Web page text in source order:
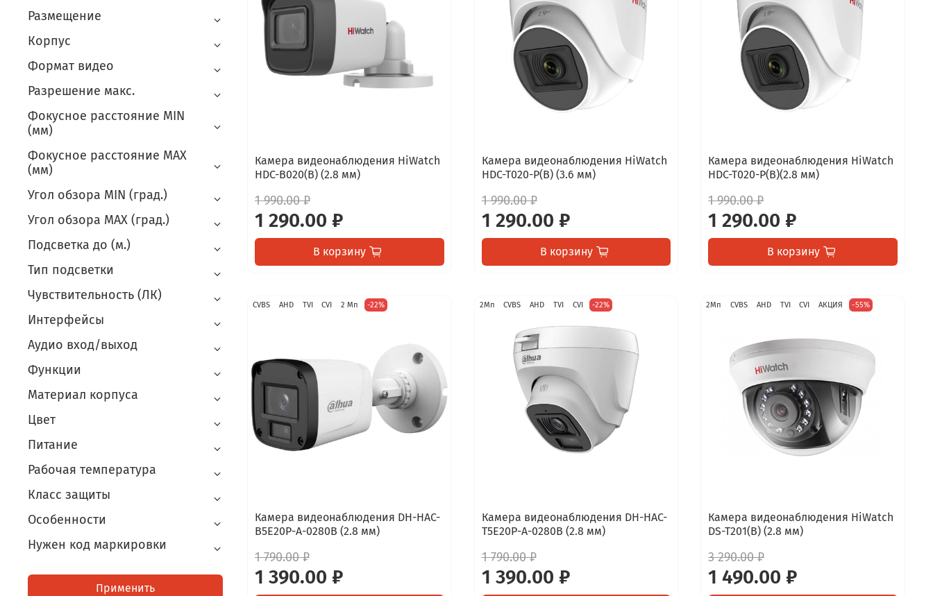
Камера видеонаблюдения HiWatch
HDC-B020(B) (2.8 мм)
1 990.00 ₽
1 290.00 ₽
В корзину
Камера видеонаблюдения HiWatch
HDC-T020-P(B) (3.6 мм)
1 990.00 ₽
1 290.00 ₽
В корзину
Камера видеонаблюдения HiWatch
HDC-T020-P(B)(2.8 мм)
1 990.00 ₽
1 290.00 ₽
В корзину
CVBS AHD TVI CVI 2 Мп -22%
Камера видеонаблюдения DH-HAC-
B5E20P-A-0280B (2.8 мм)
1 790.00 ₽
1 390.00 ₽
2Мп CVBS AHD TVI CVI -22%
Камера видеонаблюдения DH-HAC-
T5E20P-A-0280B (2.8 мм)
1 790.00 ₽
1 390.00 ₽
2Мп CVBS AHD TVI CVI АКЦИЯ -55%
Камера видеонаблюдения HiWatch
DS-T201(B) (2.8 мм)
3 290.00 ₽
1 490.00 ₽
Размещение
Корпус
Формат видео
Разрешение макс.
Фокусное расстояние MIN
(мм)
Фокусное расстояние MAX
(мм)
Угол обзора MIN (град.)
Угол обзора MAX (град.)
Подсветка до (м.)
Тип подсветки
Чувствительность (ЛК)
Интерфейсы
Аудио вход/выход
Функции
Материал корпуса
Цвет
Питание
Рабочая температура
Класс защиты
Особенности
Нужен код маркировки
Применить